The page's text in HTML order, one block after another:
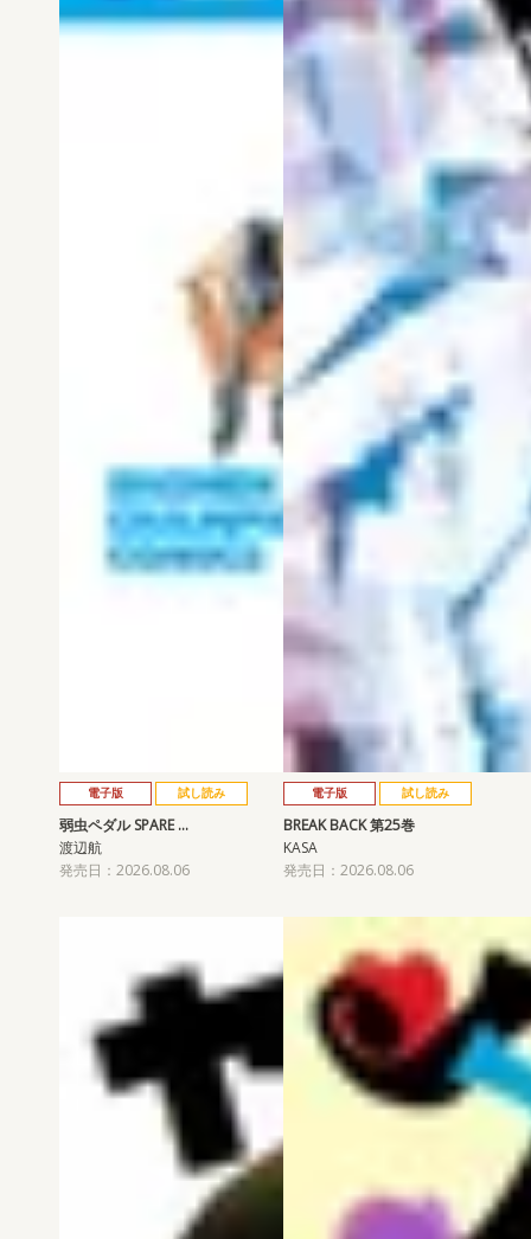
電子版 試し読み
弱虫ペダル SPARE …
渡辺航
発売日：2026.08.06
電子版 試し読み
BREAK BACK 第25巻
KASA
発売日：2026.08.06